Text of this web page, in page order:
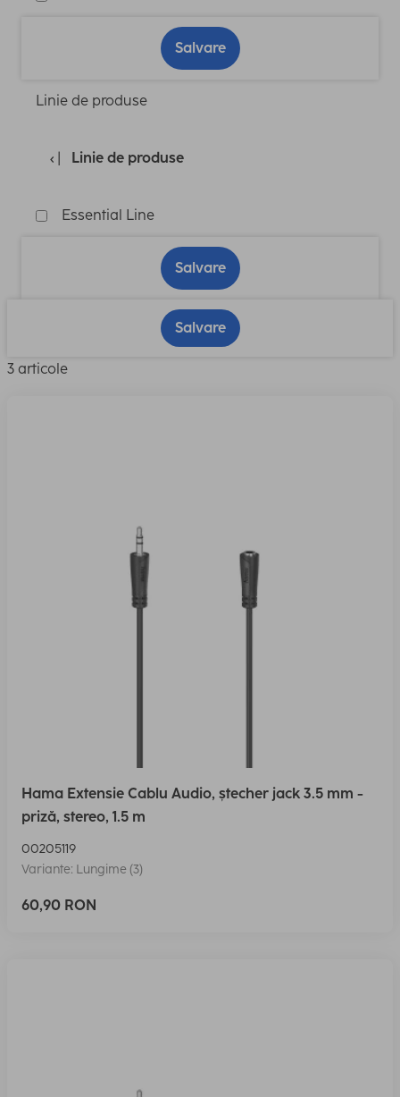
Salvare
Linie de produse
Linie de produse
Essential Line
Salvare
Salvare
3 articole
Hama Extensie Cablu Audio, ștecher jack 3.5 mm -
priză, stereo, 1.5 m
00205119
Variante: Lungime (3)
60,90 RON